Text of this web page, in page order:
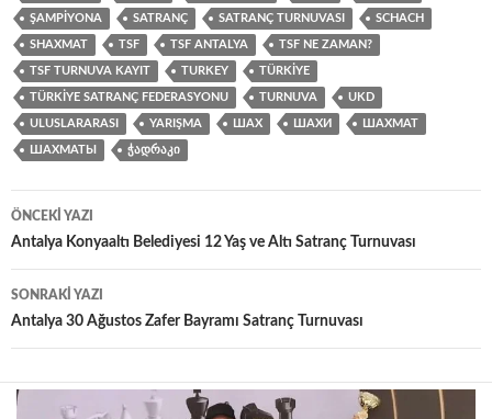
ŞAMPIYONA SATRANÇ SATRANÇ TURNUVASI SCHACH
SHAXMAT TSF TSF ANTALYA TSF NE ZAMAN?
TSF TURNUVA KAYIT TURKEY TÜRKIYE
TÜRKIYE SATRANÇ FEDERASYONU TURNUVA UKD
ULUSLARARASI YARIŞMA ШАХ ШАХИ ШАХМАТ
ШАХМАТЫ ᲭᲐᲓᲠᲐᲙᲘ
Yazı
dolaşımı
ÖNCEKI YAZI
Antalya Konyaaltı Belediyesi 12 Yaş ve Altı Satranç Turnuvası
SONRAKI YAZI
Antalya 30 Ağustos Zafer Bayramı Satranç Turnuvası